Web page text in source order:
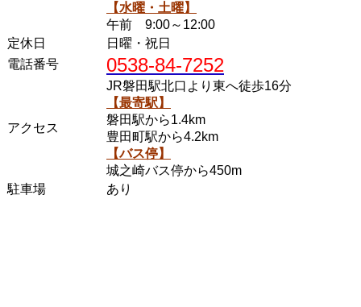
【水曜・土曜】
午前 9:00～12:00
定休日
日曜・祝日
電話番号
0538-84-7252
アクセス
JR磐田駅北口より東へ徒歩16分
【最寄駅】
磐田駅から1.4km
豊田町駅から4.2km
【バス停】
城之崎バス停から450m
駐車場
あり